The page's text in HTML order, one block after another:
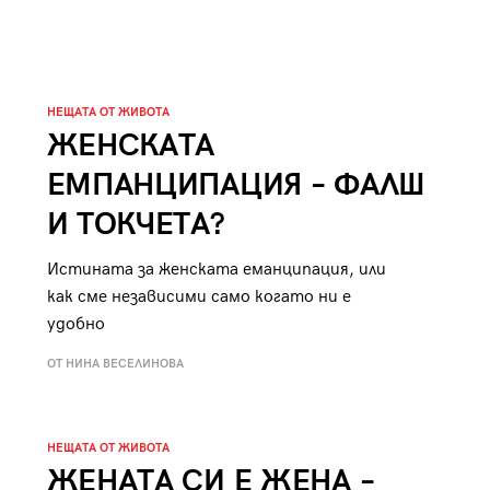
НЕЩАТА ОТ ЖИВОТА
ЖЕНСКАТА
ЕМПАНЦИПАЦИЯ – ФАЛШ
И ТОКЧЕТА?
Истината за женската еманципация, или
как сме независими само когато ни е
удобно
ОТ НИНА ВЕСЕЛИНОВА
НЕЩАТА ОТ ЖИВОТА
ЖЕНАТА СИ Е ЖЕНА –
29